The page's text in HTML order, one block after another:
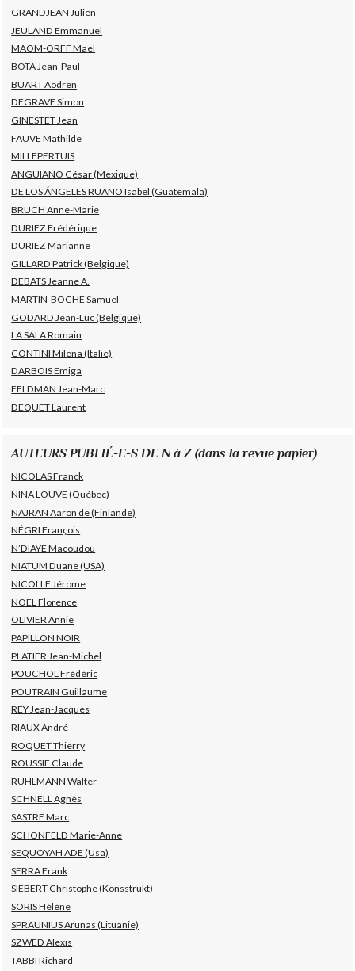
GRANDJEAN Julien
JEULAND Emmanuel
MAOM-ORFF Mael
BOTA Jean-Paul
BUART Aodren
DEGRAVE Simon
GINESTET Jean
FAUVE Mathilde
MILLEPERTUIS
ANGUIANO César (Mexique)
DE LOS ÁNGELES RUANO Isabel (Guatemala)
BRUCH Anne-Marie
DURIEZ Frédérique
DURIEZ Marianne
GILLARD Patrick (Belgique)
DEBATS Jeanne A.
MARTIN-BOCHE Samuel
GODARD Jean-Luc (Belgique)
LA SALA Romain
CONTINI Milena (Italie)
DARBOIS Emiga
FELDMAN Jean-Marc
DEQUET Laurent
AUTEURS PUBLIÉ-E-S DE N à Z (dans la revue papier)
NICOLAS Franck
NINA LOUVE (Québec)
NAJRAN Aaron de (Finlande)
NÉGRI François
N’DIAYE Macoudou
NIATUM Duane (USA)
NICOLLE Jérome
NOËL Florence
OLIVIER Annie
PAPILLON NOIR
PLATIER Jean-Michel
POUCHOL Frédéric
POUTRAIN Guillaume
REY Jean-Jacques
RIAUX André
ROQUET Thierry
ROUSSIE Claude
RUHLMANN Walter
SCHNELL Agnès
SASTRE Marc
SCHÖNFELD Marie-Anne
SEQUOYAH ADE (Usa)
SERRA Frank
SIEBERT Christophe (Konsstrukt)
SORIS Hélène
SPRAUNIUS Arunas (Lituanie)
SZWED Alexis
TABBI Richard